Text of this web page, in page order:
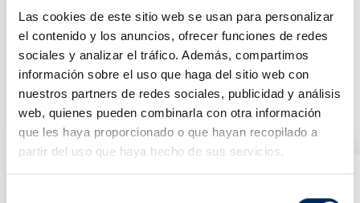
Las cookies de este sitio web se usan para personalizar
el contenido y los anuncios, ofrecer funciones de redes
sociales y analizar el tráfico. Además, compartimos
información sobre el uso que haga del sitio web con
nuestros partners de redes sociales, publicidad y análisis
web, quienes pueden combinarla con otra información
que les haya proporcionado o que hayan recopilado a
partir del uso que haya hecho de sus servicios.
Cabrestante De Acero 1.360 Kg
10/TRT1301C
41,83 €Precio